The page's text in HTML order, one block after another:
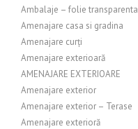
Ambalaje – folie transparenta
Amenajare casa si gradina
Amenajare curți
Amenajare exterioară
AMENAJARE EXTERIOARE
Amenajare exterior
Amenajare exterior – Terase
Amenajare exterioră